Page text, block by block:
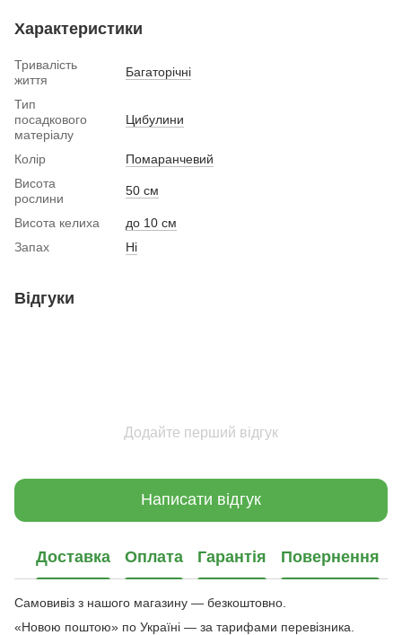
Характеристики
Тривалість
життя
Багаторічні
Тип
посадкового
матеріалу
Цибулини
Колір
Помаранчевий
Висота
рослини
50 см
Висота келиха
до 10 см
Запах
Ні
Відгуки
Додайте перший відгук
Написати відгук
Доставка Оплата Гарантія Повернення
Самовивіз з нашого магазину — безкоштовно.
«Новою поштою» по Україні — за тарифами перевізника.